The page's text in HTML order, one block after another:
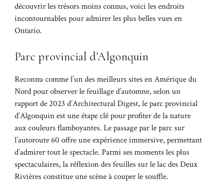
découvrir les trésors moins connus, voici les endroits
incontournables pour admirer les plus belles vues en
Ontario.
Parc provincial d’Algonquin
Reconnu comme l’un des meilleurs sites en Amérique du
Nord pour observer le feuillage d’automne, selon un
rapport de 2023 d’Architectural Digest, le parc provincial
d’Algonquin est une étape clé pour profiter de la nature
aux couleurs flamboyantes. Le passage par le parc sur
l’autoroute 60 offre une expérience immersive, permettant
d’admirer tout le spectacle. Parmi ses moments les plus
spectaculaires, la réflexion des feuilles sur le lac des Deux
Rivières constitue une scène à couper le souffle.